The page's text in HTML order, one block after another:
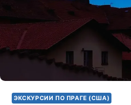
ЭКСКУРСИИ ПО ПРАГЕ (США)